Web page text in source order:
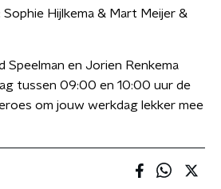
Sophie Hijlkema & Mart Meijer &
Speelman en Jorien Renkema
tussen 09:00 en 10:00 uur de
om jouw werkdag lekker mee